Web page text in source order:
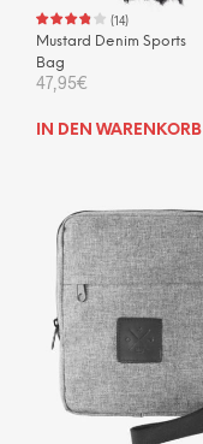
(14)
Mustard Denim Sports
Bag
47,95€
IN DEN WARENKORB